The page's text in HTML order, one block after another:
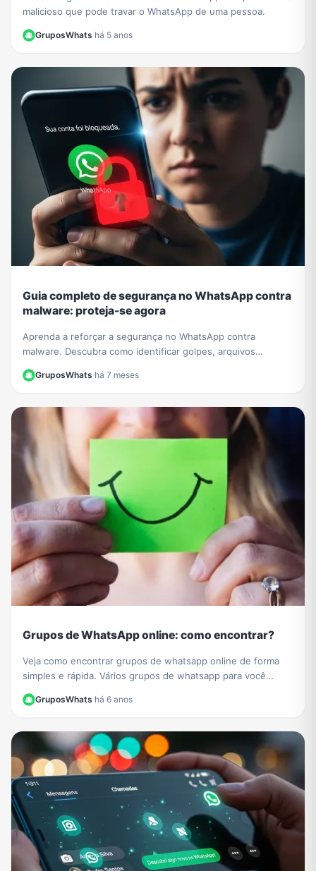
malicioso que pode travar o WhatsApp de uma pessoa.
GruposWhats·há 5 anos
Guia completo de segurança no WhatsApp contra
malware: proteja-se agora
Aprenda a reforçar a segurança no WhatsApp contra
malware. Descubra como identificar golpes, arquivos
dados.
GruposWhats·há 7 meses
Grupos de WhatsApp online: como encontrar?
Veja como encontrar grupos de whatsapp online de forma
simples e rápida. Vários grupos de whatsapp para você
GruposWhats·há 6 anos